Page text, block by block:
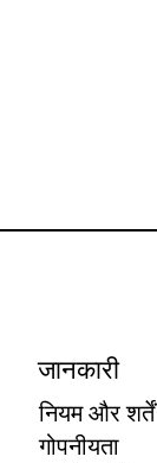
जानकारी
नियम और शर्तें
गोपनीयता